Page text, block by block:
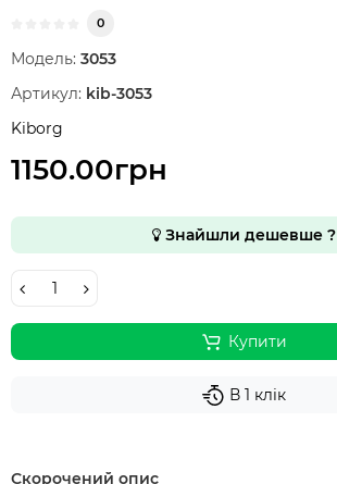
0
Модель: 3053
Артикул: kib-3053
Kiborg
1150.00грн
Знайшли дешевше ?
Купити
В 1 клік
Скорочений опис